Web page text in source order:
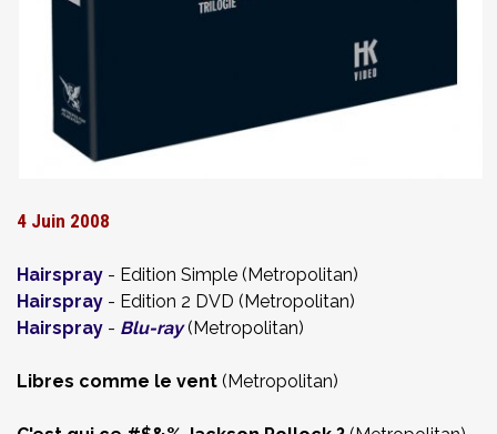
4 Juin 2008
Hairspray - Edition Simple (Metropolitan)
Hairspray - Edition 2 DVD (Metropolitan)
Hairspray - Blu-ray(Metropolitan)
Libres comme le vent (Metropolitan)